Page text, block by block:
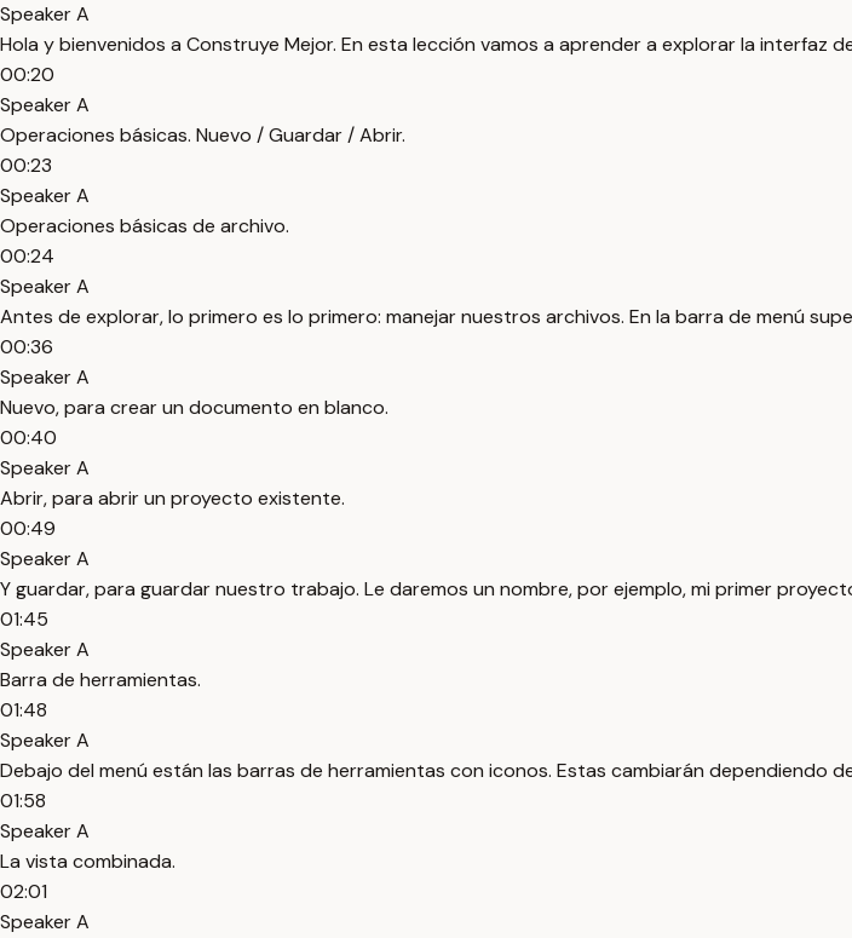
Speaker A
Hola y bienvenidos a Construye Mejor. En esta lección vamos a aprender a explorar la interfaz
00:20
Speaker A
Operaciones básicas. Nuevo / Guardar / Abrir.
00:23
Speaker A
Operaciones básicas de archivo.
00:24
Speaker A
Antes de explorar, lo primero es lo primero: manejar nuestros archivos. En la barra de menú
00:36
Speaker A
Nuevo, para crear un documento en blanco.
00:40
Speaker A
Abrir, para abrir un proyecto existente.
00:49
Speaker A
Y guardar, para guardar nuestro trabajo. Le daremos un nombre, por ejemplo, mi primer
01:45
Speaker A
Barra de herramientas.
01:48
Speaker A
Debajo del menú están las barras de herramientas con iconos. Estas cambiarán dependiendo
01:58
Speaker A
La vista combinada.
02:01
Speaker A